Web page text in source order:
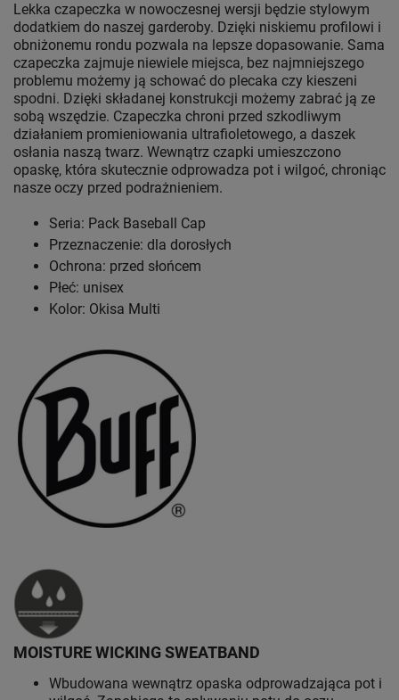
Lekka czapeczka w nowoczesnej wersji będzie stylowym
dodatkiem do naszej garderoby. Dzięki niskiemu profilowi i
obniżonemu rondu pozwala na lepsze dopasowanie. Sama
czapeczka zajmuje niewiele miejsca, bez najmniejszego
problemu możemy ją schować do plecaka czy kieszeni
spodni. Dzięki składanej konstrukcji możemy zabrać ją ze
sobą wszędzie. Czapeczka chroni przed szkodliwym
działaniem promieniowania ultrafioletowego, a daszek
osłania naszą twarz. Wewnątrz czapki umieszczono
opaskę, która skutecznie odprowadza pot i wilgoć, chroniąc
nasze oczy przed podrażnieniem.
Seria: Pack Baseball Cap
Przeznaczenie: dla dorosłych
Ochrona: przed słońcem
Płeć: unisex
Kolor: Okisa Multi
MOISTURE WICKING SWEATBAND
Wbudowana wewnątrz opaska odprowadzająca pot i